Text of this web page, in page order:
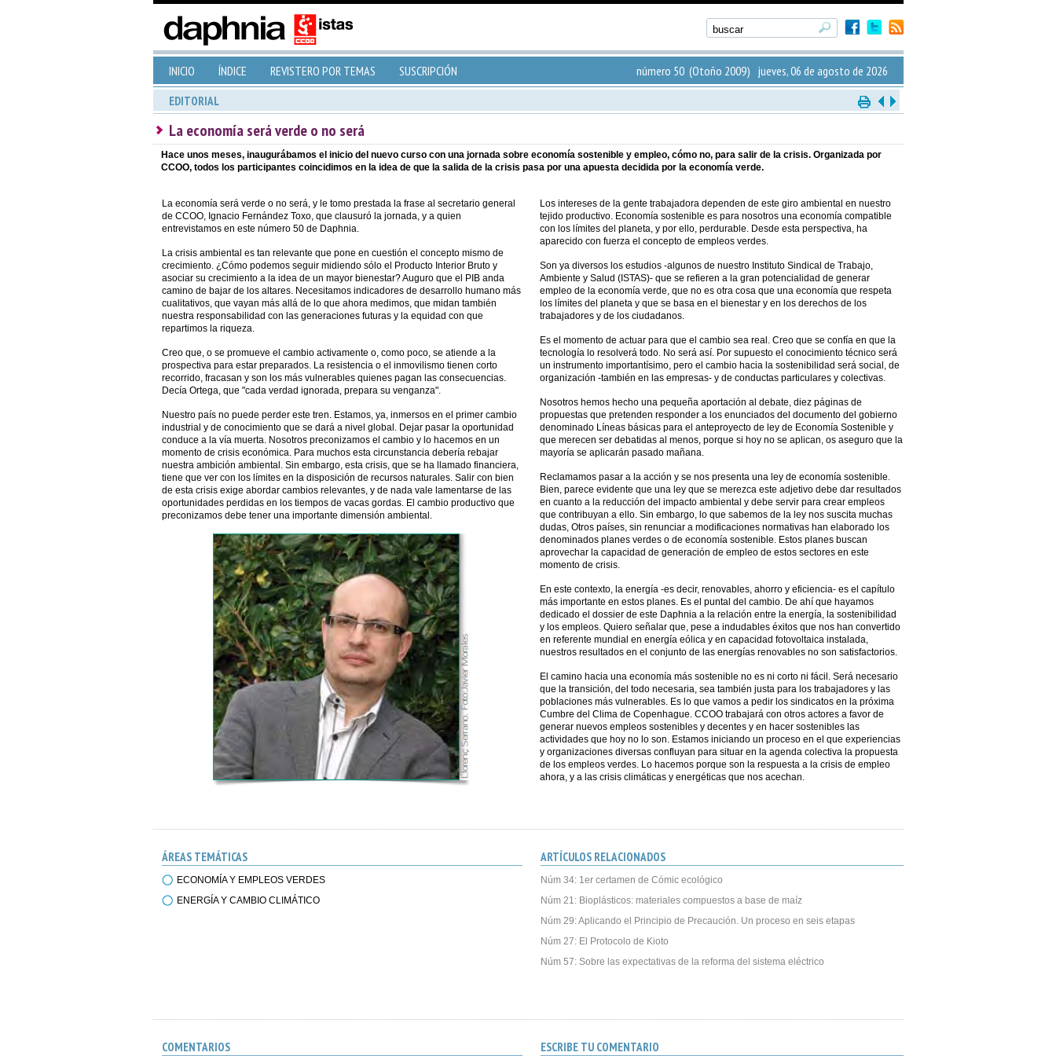
INICIO ÍNDICE REVISTERO POR TEMAS SUSCRIPCIÓN número 50 (Otoño 2009) jueves, 06 de agosto de 2026
EDITORIAL
La economía será verde o no será
Hace unos meses, inaugurábamos el inicio del nuevo curso con una jornada sobre economía sostenible y empleo, cómo no, para salir de la crisis. Organizada por
CCOO, todos los participantes coincidimos en la idea de que la salida de la crisis pasa por una apuesta decidida por la economía verde.
La economía será verde o no será, y le tomo prestada la frase al secretario general
de CCOO, Ignacio Fernández Toxo, que clausuró la jornada, y a quien
entrevistamos en este número 50 de Daphnia.
La crisis ambiental es tan relevante que pone en cuestión el concepto mismo de
crecimiento. ¿Cómo podemos seguir midiendo sólo el Producto Interior Bruto y
asociar su crecimiento a la idea de un mayor bienestar? Auguro que el PIB anda
camino de bajar de los altares. Necesitamos indicadores de desarrollo humano más
cualitativos, que vayan más allá de lo que ahora medimos, que midan también
nuestra responsabilidad con las generaciones futuras y la equidad con que
repartimos la riqueza.
Creo que, o se promueve el cambio activamente o, como poco, se atiende a la
prospectiva para estar preparados. La resistencia o el inmovilismo tienen corto
recorrido, fracasan y son los más vulnerables quienes pagan las consecuencias.
Decía Ortega, que "cada verdad ignorada, prepara su venganza".
Nuestro país no puede perder este tren. Estamos, ya, inmersos en el primer cambio
industrial y de conocimiento que se dará a nivel global. Dejar pasar la oportunidad
conduce a la vía muerta. Nosotros preconizamos el cambio y lo hacemos en un
momento de crisis económica. Para muchos esta circunstancia debería rebajar
nuestra ambición ambiental. Sin embargo, esta crisis, que se ha llamado financiera,
tiene que ver con los límites en la disposición de recursos naturales. Salir con bien
de esta crisis exige abordar cambios relevantes, y de nada vale lamentarse de las
oportunidades perdidas en los tiempos de vacas gordas. El cambio productivo que
preconizamos debe tener una importante dimensión ambiental.
Los intereses de la gente trabajadora dependen de este giro ambiental en nuestro
tejido productivo. Economía sostenible es para nosotros una economía compatible
con los límites del planeta, y por ello, perdurable. Desde esta perspectiva, ha
aparecido con fuerza el concepto de empleos verdes.
Son ya diversos los estudios -algunos de nuestro Instituto Sindical de Trabajo,
Ambiente y Salud (ISTAS)- que se refieren a la gran potencialidad de generar
empleo de la economía verde, que no es otra cosa que una economía que respeta
los límites del planeta y que se basa en el bienestar y en los derechos de los
trabajadores y de los ciudadanos.
Es el momento de actuar para que el cambio sea real. Creo que se confía en que la
tecnología lo resolverá todo. No será así. Por supuesto el conocimiento técnico será
un instrumento importantísimo, pero el cambio hacia la sostenibilidad será social, de
organización -también en las empresas- y de conductas particulares y colectivas.
Nosotros hemos hecho una pequeña aportación al debate, diez páginas de
propuestas que pretenden responder a los enunciados del documento del gobierno
denominado Líneas básicas para el anteproyecto de ley de Economía Sostenible y
que merecen ser debatidas al menos, porque si hoy no se aplican, os aseguro que la
mayoría se aplicarán pasado mañana.
Reclamamos pasar a la acción y se nos presenta una ley de economía sostenible.
Bien, parece evidente que una ley que se merezca este adjetivo debe dar resultados
en cuanto a la reducción del impacto ambiental y debe servir para crear empleos
que contribuyan a ello. Sin embargo, lo que sabemos de la ley nos suscita muchas
dudas, Otros países, sin renunciar a modificaciones normativas han elaborado los
denominados planes verdes o de economía sostenible. Estos planes buscan
aprovechar la capacidad de generación de empleo de estos sectores en este
momento de crisis.
En este contexto, la energía -es decir, renovables, ahorro y eficiencia- es el capítulo
más importante en estos planes. Es el puntal del cambio. De ahí que hayamos
dedicado el dossier de este Daphnia a la relación entre la energía, la sostenibilidad
y los empleos. Quiero señalar que, pese a indudables éxitos que nos han convertido
en referente mundial en energía eólica y en capacidad fotovoltaica instalada,
nuestros resultados en el conjunto de las energías renovables no son satisfactorios.
El camino hacia una economía más sostenible no es ni corto ni fácil. Será necesario
que la transición, del todo necesaria, sea también justa para los trabajadores y las
poblaciones más vulnerables. Es lo que vamos a pedir los sindicatos en la próxima
Cumbre del Clima de Copenhague. CCOO trabajará con otros actores a favor de
generar nuevos empleos sostenibles y decentes y en hacer sostenibles las
actividades que hoy no lo son. Estamos iniciando un proceso en el que experiencias
y organizaciones diversas confluyan para situar en la agenda colectiva la propuesta
de los empleos verdes. Lo hacemos porque son la respuesta a la crisis de empleo
ahora, y a las crisis climáticas y energéticas que nos acechan.
ÁREAS TEMÁTICAS
ECONOMÍA Y EMPLEOS VERDES
ENERGÍA Y CAMBIO CLIMÁTICO
ARTÍCULOS RELACIONADOS
Núm 34: 1er certamen de Cómic ecológico
Núm 21: Bioplásticos: materiales compuestos a base de maíz
Núm 29: Aplicando el Principio de Precaución. Un proceso en seis etapas
Núm 27: El Protocolo de Kioto
Núm 57: Sobre las expectativas de la reforma del sistema eléctrico
COMENTARIOS ESCRIBE TU COMENTARIO